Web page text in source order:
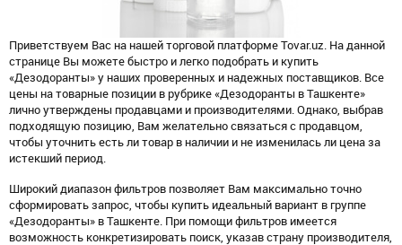
Приветствуем Вас на нашей торговой платформе Tovar.uz. На данной
странице Вы можете быстро и легко подобрать и купить
«Дезодоранты» у наших проверенных и надежных поставщиков. Все
цены на товарные позиции в рубрике «Дезодоранты в Ташкенте»
лично утверждены продавцами и производителями. Однако, выбрав
подходящую позицию, Вам желательно связаться с продавцом,
чтобы уточнить есть ли товар в наличии и не изменилась ли цена за
истекший период.
Широкий диапазон фильтров позволяет Вам максимально точно
сформировать запрос, чтобы купить идеальный вариант в группе
«Дезодоранты» в Ташкенте. При помощи фильтров имеется
возможность конкретизировать поиск, указав страну производителя,